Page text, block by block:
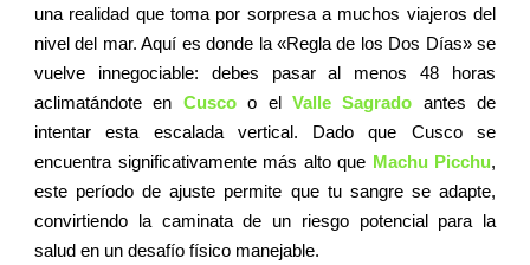
una realidad que toma por sorpresa a muchos viajeros del
nivel del mar. Aquí es donde la «Regla de los Dos Días» se
vuelve innegociable: debes pasar al menos 48 horas
aclimatándote en Cuscoo el Valle Sagrado antes de
intentar esta escalada vertical. Dado que Cusco se
encuentra significativamente más alto que Machu Picchu,
este período de ajuste permite que tu sangre se adapte,
convirtiendo la caminata de un riesgo potencial para la
salud en un desafío físico manejable.